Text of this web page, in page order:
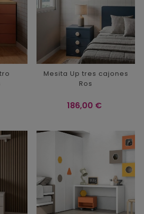
Mesita Up tres cajones
Ros
Precio
186,00 €